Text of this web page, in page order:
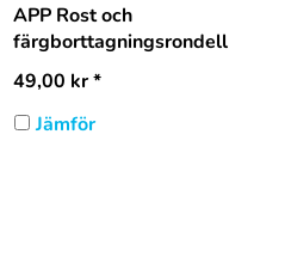
APP Rost och
färgborttagningsrondell
49,00 kr*
Jämför